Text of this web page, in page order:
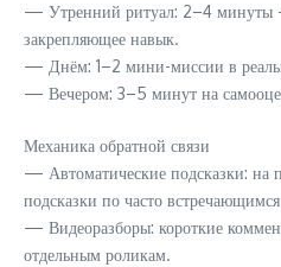
— Утренний ритуал: 2–4 минуты
закрепляющее навык.
— Днём: 1–2 мини-миссии в
— Вечером: 3–5 минут на
Механика обратной связи
— Автоматические подсказки:
подсказки по часто
— Видеоразборы: короткие
отдельным роликам.